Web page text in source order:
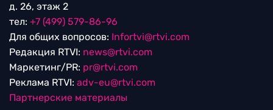
д. 26, этаж 2
тел: +7 (499) 579-86-96
Для общих вопросов: Infortvi@rtvi.com
Редакция RTVI: news@rtvi.com
Маркетинг/PR: pr@rtvi.com
Реклама RTVI: adv-eu@rtvi.com
Партнерские материалы